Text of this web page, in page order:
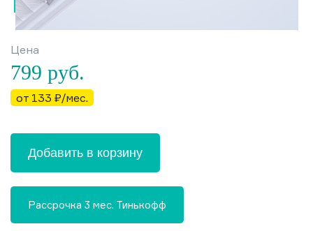
Цена
799 руб.
от 133 ₽/мес.
Добавить в корзину
Рассрочка 3 мес. Тинькофф